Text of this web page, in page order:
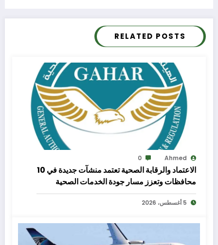
RELATED POSTS
Ahmed
0
الاعتماد والرقابة الصحية تعتمد منشآت جديدة في 10
محافظات وتعزز مسار جودة الخدمات الصحية
5 أغسطس، 2026